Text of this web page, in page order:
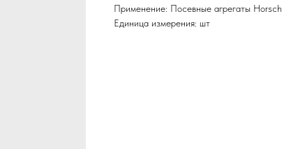
Применение: Посевные агрегаты Horsch
Единица измерения: шт